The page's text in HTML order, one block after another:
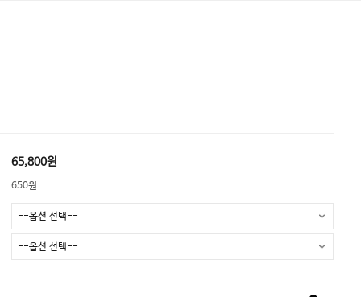
65,800원
650원